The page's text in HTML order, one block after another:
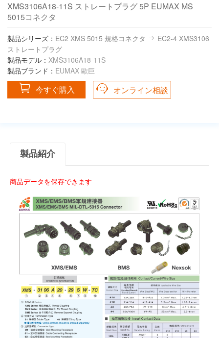
XMS3106A18-11S ストレートプラグ 5P EUMAX MS
5015コネクタ
製品シリーズ： EC2 XMS 5015 規格コネクタ
EC2-4 XMS3106
ストレートプラグ
製品モデル： XMS3106A18-11S
製品ブランド： EUMAX 歐巨
今すぐ購入 オンライン相談
製品紹介
商品データを保存できます